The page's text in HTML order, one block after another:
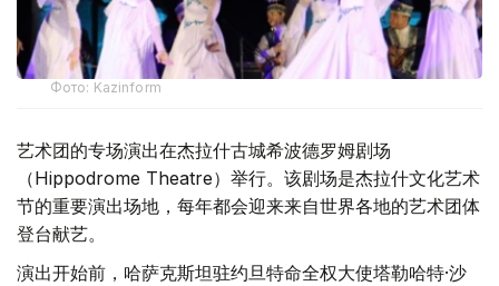
Фото: Kazinform
艺术团的专场演出在杰拉什古城希波德罗姆剧场
（Hippodrome Theatre）举行。该剧场是杰拉什文化艺术
节的重要演出场地，每年都会迎来来自世界各地的艺术团体
登台献艺。
演出开始前，哈萨克斯坦驻约旦特命全权大使塔勒哈特·沙